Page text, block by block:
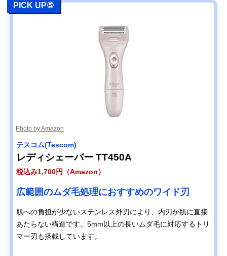
PICK UP⑤
Photo by Amazon
テスコム(Tescom)
レディシェーバー TT450A
税込み1,700円（Amazon）
広範囲のムダ毛処理におすすめのワイド刃
肌への負担が少ないステンレス外刃により、内刃が肌に直接
あたらない構造です。5mm以上の長いムダ毛に対応するトリ
マー刃も搭載しています。